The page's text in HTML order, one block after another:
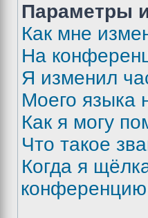
Параметры
Как мне
На
Я изменил
Моего языка
Как я могу
Что такое
Когда я